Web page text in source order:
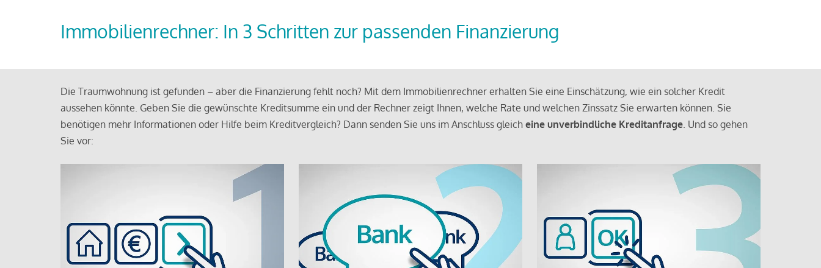
Immobilienrechner: In 3 Schritten zur passenden Finanzierung
Die Traumwohnung ist gefunden – aber die Finanzierung fehlt noch? Mit dem Immobilienrechner erhalten Sie eine Einschätzung, wie ein solcher Kredit
aussehen könnte. Geben Sie die gewünschte Kreditsumme ein und der Rechner zeigt Ihnen, welche Rate und welchen Zinssatz Sie erwarten können. Sie
benötigen mehr Informationen oder Hilfe beim Kreditvergleich? Dann senden Sie uns im Anschluss gleich eine unverbindliche Kreditanfrage. Und so gehen
Sie vor: